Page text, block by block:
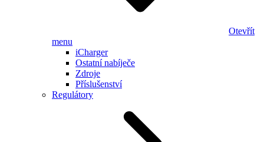
Otevřít
menu
iCharger
Ostatní nabíječe
Zdroje
Příslušenství
Regulátory